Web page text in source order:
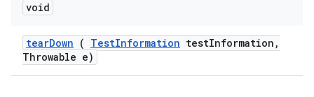
void
tearDown ( TestInformation testInformation ,
Throwable e)